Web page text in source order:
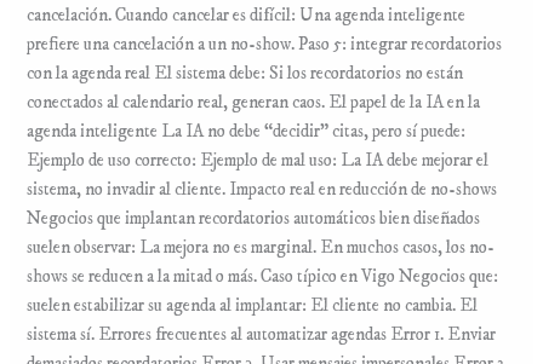
cancelación. Cuando cancelar es difícil: Una agenda inteligente
prefiere una cancelación a un no-show. Paso 5: integrar recordatorios
con la agenda real El sistema debe: Si los recordatorios no están
conectados al calendario real, generan caos. El papel de la IA en la
agenda inteligente La IA no debe “decidir” citas, pero sí puede:
Ejemplo de uso correcto: Ejemplo de mal uso: La IA debe mejorar el
sistema, no invadir al cliente. Impacto real en reducción de no-shows
Negocios que implantan recordatorios automáticos bien diseñados
suelen observar: La mejora no es marginal. En muchos casos, los no-
shows se reducen a la mitad o más. Caso típico en Vigo Negocios que:
suelen estabilizar su agenda al implantar: El cliente no cambia. El
sistema sí. Errores frecuentes al automatizar agendas Error 1. Enviar